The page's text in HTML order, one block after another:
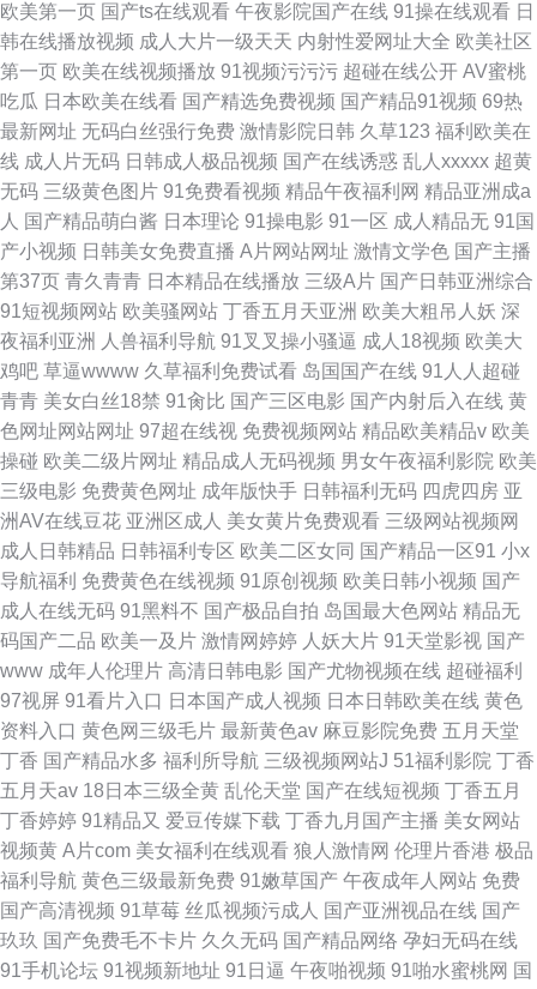
欧美第一页 国产ts在线观看 午夜影院国产在线 91操在线观看 日
韩在线播放视频 成人大片一级天天 内射性爱网址大全 欧美社区
第一页 欧美在线视频播放 91视频污污污 超碰在线公开 AV蜜桃
吃瓜 日本欧美在线看 国产精选免费视频 国产精品91视频 69热
最新网址 无码白丝强行免费 激情影院日韩 久草123 福利欧美在
线 成人片无码 日韩成人极品视频 国产在线诱惑 乱人xxxxx 超黄
无码 三级黄色图片 91免费看视频 精品午夜福利网 精品亚洲成a
人 国产精品萌白酱 日本理论 91操电影 91一区 成人精品无 91国
产小视频 日韩美女免费直播 A片网站网址 激情文学色 国产主播
第37页 青久青青 日本精品在线播放 三级A片 国产日韩亚洲综合
91短视频网站 欧美骚网站 丁香五月天亚洲 欧美大粗吊人妖 深
夜福利亚洲
人兽福利导航 91叉叉操小骚逼 成人18视频 欧美大
鸡吧 草逼wwww 久草福利免费试看 岛国国产在线 91人人超碰
青青 美女白丝18禁 91肏比 国产三区电影 国产内射后入在线 黄
色网址网站网址 97超在线视 免费视频网站 精品欧美精品v 欧美
操碰 欧美二级片网址 精品成人无码视频 男女午夜福利影院 欧美
三级电影 免费黄色网址 成年版快手 日韩福利无码 四虎四房 亚
洲AV在线豆花 亚洲区成人 美女黄片免费观看 三级网站视频网
成人日韩精品 日韩福利专区 欧美二区女同 国产精品一区91 小x
导航福利 免费黄色在线视频 91原创视频 欧美日韩小视频 国产
成人在线无码 91黑料不 国产极品自拍 岛国最大色网站 精品无
码国产二品 欧美一及片 激情网婷婷 人妖大片 91天堂影视 国产
www 成年人伦理片 高清日韩电影 国产尤物视频在线 超碰福利
97视屏 91看片入口 日本国产成人视频 日本日韩欧美在线 黄色
资料入口 黄色网三级毛片 最新黄色av 麻豆影院免费 五月天堂
丁香 国产精品水多 福利所导航 三级视频网站J 51福利影院 丁香
五月天av 18日本三级全黄 乱伦天堂 国产在线短视频 丁香五月
丁香婷婷 91精品又 爱豆传媒下载 丁香九月国产主播 美女网站
视频黄 A片com 美女福利在线观看 狼人激情网 伦理片香港 极品
福利导航 黄色三级最新免费 91嫩草国产 午夜成年人网站 免费
国产高清视频 91草莓 丝瓜视频污成人 国产亚洲视品在线 国产
玖玖 国产免费毛不卡片 久久无码 国产精品网络 孕妇无码在线
91手机论坛 91视频新地址 91日逼 午夜啪视频 91啪水蜜桃网 国